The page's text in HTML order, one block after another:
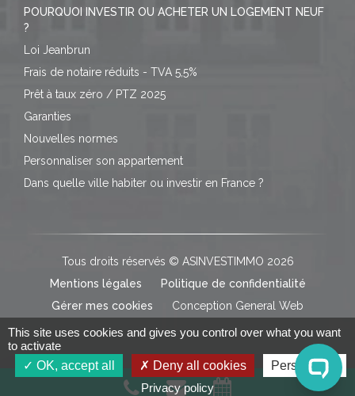
POURQUOI INVESTIR OU ACHETER UN LOGEMENT NEUF
?
Loi Jeanbrun
Frais de notaire réduits - TVA 5,5%
Prêt à taux zéro / PTZ 2025
Garanties
Nouvelles normes
Personnaliser son appartement
Dans quelle ville habiter ou investir en France ?
Tous droits réservés © ASINVESTIMMO 2026
Mentions légales
Politique de confidentialité
Gérer mes cookies
Conception General Web
This site uses cookies and gives you control over what you want
to activate
OK, accept all
Deny all cookies
Personalize
Privacy policy